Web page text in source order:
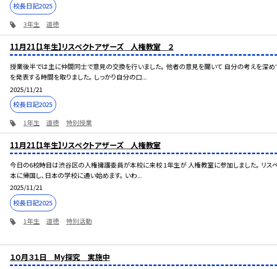
校長日記2025
3年生
道徳
11月21【1年生】リスペクトアザーズ 人権教室 ２
授業後半では主に仲間同士で意見の交換を行いました。 他者の意見を聞いて 自分の考えを深め
を発表する時間を取りました。 しっかり自分の口...
2025/11/21
校長日記2025
1年生
道徳 特別授業
11月21【1年生】リスペクトアザーズ 人権教室
今日の6校時目は渋谷区の人権擁護委員が本校に来校 1年生が 人権教室に参加しました。 リス
本に帰国し、日本の学校に通い始めます。 いわ...
2025/11/21
校長日記2025
1年生
道徳 特別活動
１０月３１日 My探究 実施中